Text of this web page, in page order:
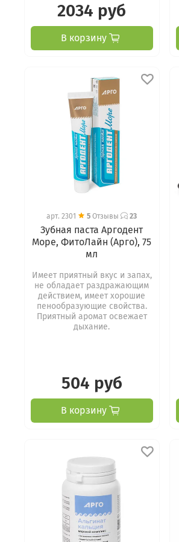
2034 руб
В корзину
арт.2301 5 Отзывы 23
Зубная паста Аргодент
Море, ФитоЛайн (Арго), 75
мл
Имеет приятный вкус и запах,
не обладает раздражающим
действием, имеет хорошие
пенообразующие свойства.
Приятный аромат освежает
дыхание.
504 руб
В корзину